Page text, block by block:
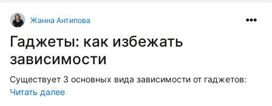
Жанна Антипова
Гаджеты: как избежать
зависимости
Существует 3 основных вида зависимости от гаджетов:
Читать далее